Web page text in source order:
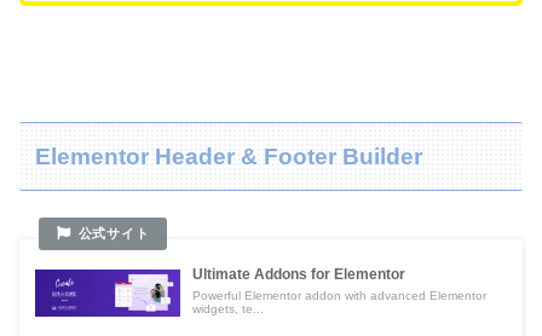
Elementor Header & Footer Builder
Ultimate Addons for Elementor
Powerful Elementor addon with advanced Elementor
widgets, te...